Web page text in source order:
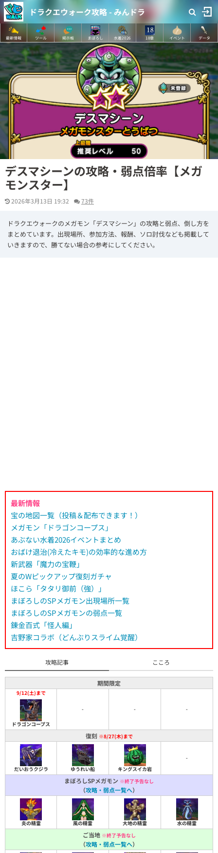
ドラクエウォーク攻略 - みんドラ
最新情報 ツール 掲示板 まぼろし 水着2026 18章 イベント データ
デスマシーンの攻略・弱点倍率【メガ
モンスター】
2026年3月13日 19:32 73件
ドラクエウォークのメガモン「デスマシーン」の攻略と弱点、倒し方を
まとめています。出現場所、参加方法、報酬、ソロ討伐なども掲載して
いきますので、勝てない場合の参考にしてください。
最新情報
宝の地図一覧（投稿＆配布できます！）
メガモン「ドラゴンコープス」
あぶない水着2026イベントまとめ
おばけ退治(冷えたキモ)の効率的な進め方
新武器「魔力の宝鞭」
夏のWピックアップ復刻ガチャ
ほこら「タタリ御前（強）」
まぼろしのSPメガモン出現場所一覧
まぼろしのSPメガモンの弱点一覧
錬金百式「怪人編」
吉野家コラボ（どんぶりスライム覚醒）
攻略記事 こころ
期間限定
9/12(土)まで
ドラゴンコープス
- - -
復刻 ※8/27(木)まで
だいおうクジラ ゆうれい船 キングスイカ岩
-
まぼろしSPメガモン ※終了予告なし
（攻略・弱点一覧へ）
炎の精霊 風の精霊 大地の精霊 水の精霊
ご当地 ※終了予告なし
（攻略・弱点一覧へ）